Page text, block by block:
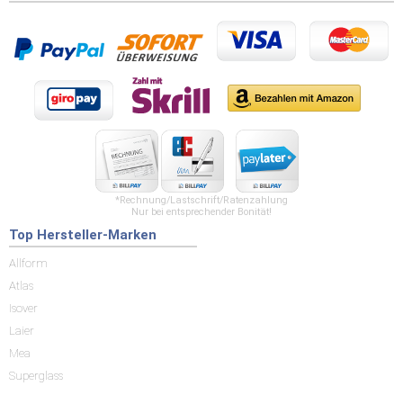
*Rechnung/Lastschrift/Ratenzahlung
Nur bei entsprechender Bonität!
Top Hersteller-Marken
Allform
Atlas
Isover
Laier
Mea
Superglass